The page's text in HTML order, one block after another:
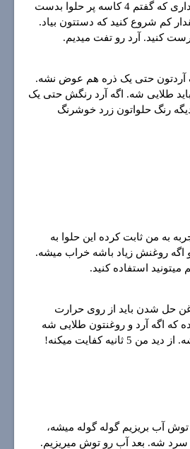
حرفا نیست!) با این مقداری که گفتم 4 کاسه پر حلوا بدست
کم شروع کنید که دستتون بیاد.
کنید. آرد رو تفت میدیم.
آردتون حتی یک ذره هم عوض نشه.
نباید طلایی شه. اگه آرد رنگش حتی یک
رنگ حلواتون زرد خوشرنگ
به من ثابت کرده این حلوا به
و اگه روغنش زیاد باشه خراب میشه.
استفاده کنید.
حل شدن باید از روی حرارت
که اگه آرد و روغنتون طلایی شه
کفایت میکنه!
توش آب بریزیم گوله گوله میشه،
سرد شه. بعد آب رو توش میریزیم.